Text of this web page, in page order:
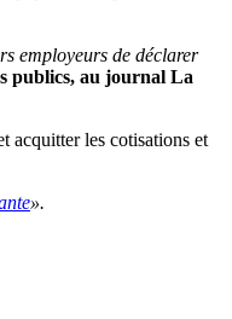
employeurs de déclarer
publics, au journal La
acquitter les cotisations et
».